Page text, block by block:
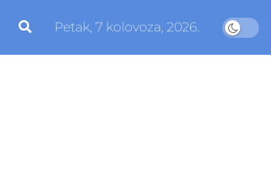
Petak, 7 kolovoza, 2026.